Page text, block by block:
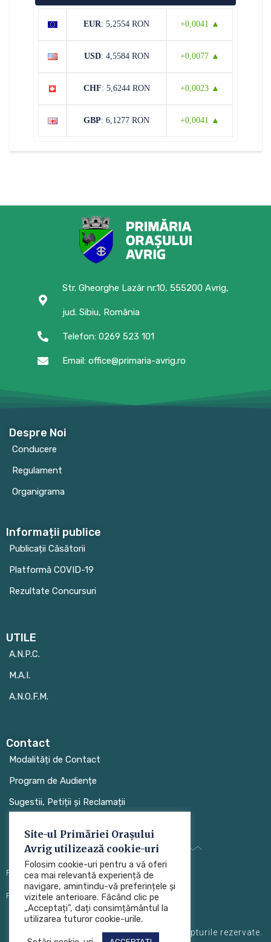
EUR: 5,2554 RON +0,0041 ▲
USD: 4,5584 RON +0,0077 ▲
CHF: 5,6244 RON +0,0023 ▲
GBP: 6,1277 RON +0,0041 ▲
Str. Gheorghe Lazăr nr.10, 555200 Avrig,
jud. Sibiu, România
Telefon: 0269 523 101
Email: office@primaria-avrig.ro
Despre Noi
Conducere
Regulament
Organigrama
Informații publice
Publicații Căsătorii
Platformă COVID-19
Rezultate Concursuri
UTILE
A.N.P.C.
M.A.I.
A.N.O.F.M.
Contact
Modalități de Contact
Program de Audiențe
Sugestii, Petiții și Reclamații
Protecția datelor cu caracter personal (GDPR)
Politica de utilizare a cookie-urilor
Primăria Orașului Avrig © 2024. Toate drepturile rezervate.
Site-ul Primăriei Orașului
Avrig utilizează cookie-uri
Folosim cookie-uri pentru a vă oferi
cea mai relevantă experiență de
navigare, amintindu-vă preferințele și
vizitele anterioare. Făcând clic pe
„Acceptați”, dați consimțământul la
utilizarea tuturor cookie-urile.